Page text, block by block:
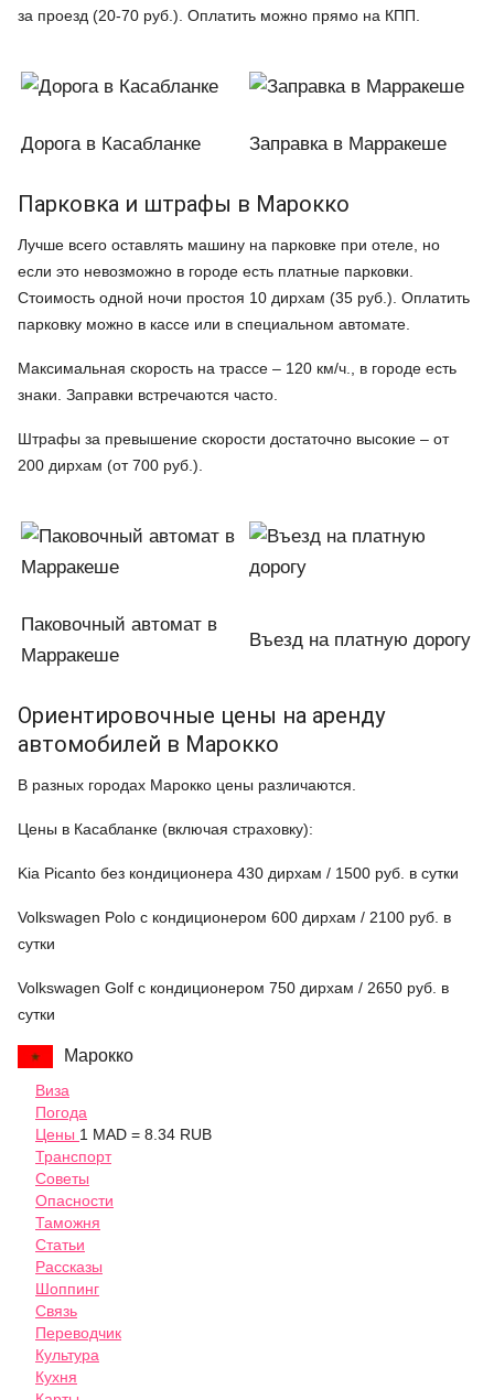
за проезд (20-70 руб.). Оплатить можно прямо на КПП.
Дорога в Касабланке Заправка в Марракеше
Парковка и штрафы в Марокко
Лучше всего оставлять машину на парковке при отеле, но
если это невозможно в городе есть платные парковки.
Стоимость одной ночи простоя 10 дирхам (35 руб.). Оплатить
парковку можно в кассе или в специальном автомате.
Максимальная скорость на трассе – 120 км/ч., в городе есть
знаки. Заправки встречаются часто.
Штрафы за превышение скорости достаточно высокие – от
200 дирхам (от 700 руб.).
Паковочный автомат в
Марракеше
Въезд на платную дорогу
Ориентировочные цены на аренду
автомобилей в Марокко
В разных городах Марокко цены различаются.
Цены в Касабланке (включая страховку):
Kia Picanto без кондиционера 430 дирхам / 1500 руб. в сутки
Volkswagen Polo с кондиционером 600 дирхам / 2100 руб. в
сутки
Volkswagen Golf с кондиционером 750 дирхам / 2650 руб. в
сутки
Марокко
Виза
Погода
Цены 1 MAD = 8.34 RUB
Транспорт
Советы
Опасности
Таможня
Статьи
Рассказы
Шоппинг
Связь
Переводчик
Культура
Кухня